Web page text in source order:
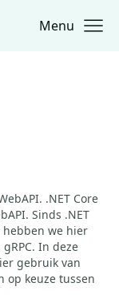
Menu
.NET Core
Sinds .NET
hebben we hier
In deze
gebruik van
op keuze tussen